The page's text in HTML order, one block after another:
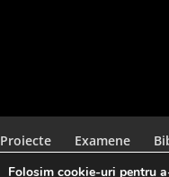
Proiecte Examene
Folosim cookie-uri pentru